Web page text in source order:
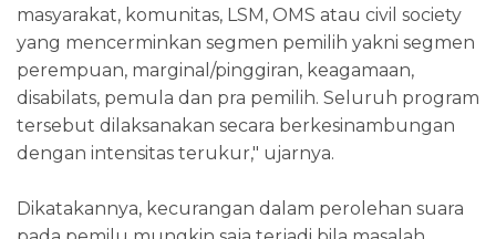
masyarakat, komunitas, LSM, OMS atau civil society
yang mencerminkan segmen pemilih yakni segmen
perempuan, marginal/pinggiran, keagamaan,
disabilats, pemula dan pra pemilih. Seluruh program
tersebut dilaksanakan secara berkesinambungan
dengan intensitas terukur," ujarnya.
Dikatakannya, kecurangan dalam perolehan suara